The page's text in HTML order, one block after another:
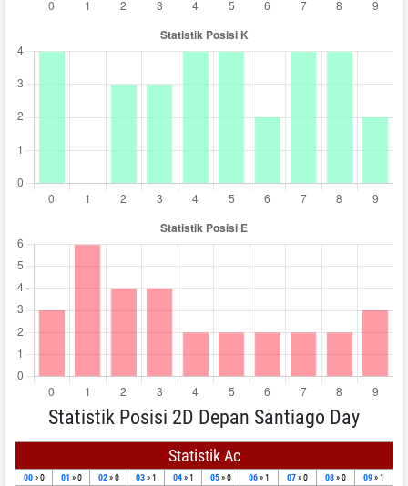
Statistik Posisi 2D Depan Santiago Day
Statistik Ac
00» 0 01 » 0 02» 0 03» 1 04» 1 05» 0 06» 1 07» 0 08» 0 09» 1